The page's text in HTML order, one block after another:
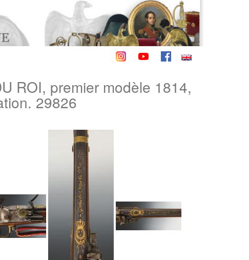
ROI, premier modèle 1814,
29826